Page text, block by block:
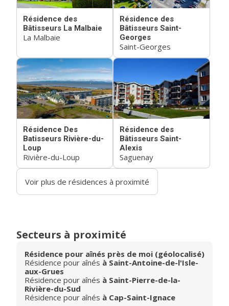
Résidence des
Bâtisseurs La Malbaie
La Malbaie
Résidence des
Bâtisseurs Saint-
Georges
Saint-Georges
Résidence Des
Batisseurs Rivière-du-
Loup
Rivière-du-Loup
Résidence des
Bâtisseurs Saint-
Alexis
Saguenay
Voir plus de résidences à proximité
Secteurs à proximité
Résidence pour aînés près de moi (géolocalisé)
Résidence pour aînés à Saint-Antoine-de-l'Isle-
aux-Grues
Résidence pour aînés à Saint-Pierre-de-la-
Rivière-du-Sud
Résidence pour aînés à Cap-Saint-Ignace